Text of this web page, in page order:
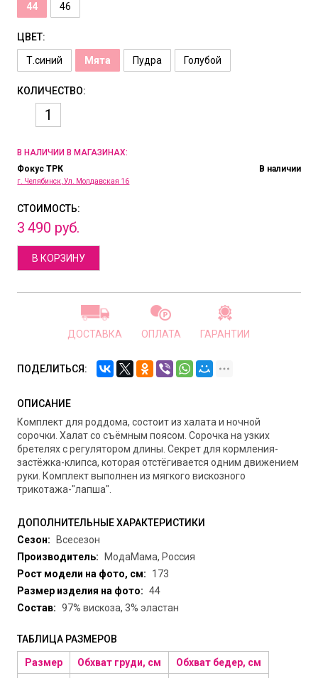
44 46
ЦВЕТ:
Т.синий Мята Пудра Голубой
КОЛИЧЕСТВО:
В НАЛИЧИИ В МАГАЗИНАХ:
Фокус ТРК
г. Челябинск, Ул. Молдавская 16
В наличии
СТОИМОСТЬ:
3 490 руб.
В КОРЗИНУ
ДОСТАВКА ОПЛАТА ГАРАНТИИ
ПОДЕЛИТЬСЯ:
ОПИСАНИЕ
Комплект для роддома, состоит из халата и ночной
сорочки. Халат со съёмным поясом. Сорочка на узких
бретелях с регулятором длины. Секрет для кормления-
застёжка-клипса, которая отстёгивается одним движением
руки. Комплект выполнен из мягкого вискозного
трикотажа-"лапша".
ДОПОЛНИТЕЛЬНЫЕ ХАРАКТЕРИСТИКИ
Сезон:
Всесезон
Производитель:
МодаМама, Россия
Рост модели на фото, см:
173
Размер изделия на фото: 44
Состав: 97% вискоза, 3% эластан
ТАБЛИЦА РАЗМЕРОВ
Размер Обхват груди, см
Обхват бедер, см